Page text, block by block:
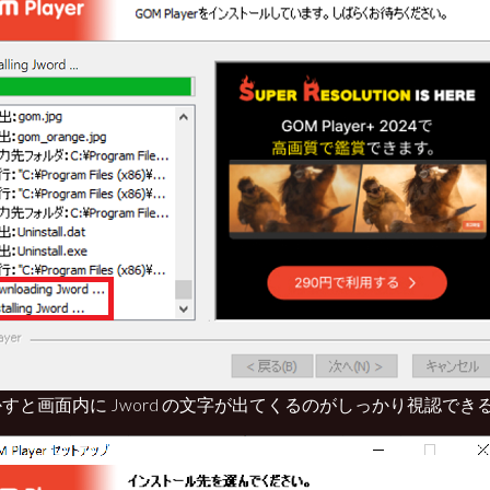
と画面内に Jword の文字が出てくるのがしっかり視認でき